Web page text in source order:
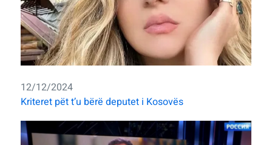
12/12/2024
Kriteret pët t’u bërë deputet i Kosovës